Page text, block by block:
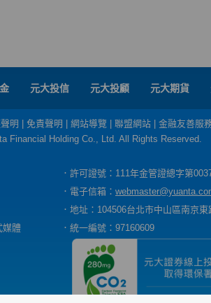
元大投信 元大投顧 元大期貨
明 免責聲明 網站導覽 聯盟網站
金融友善服
Financial Holding Co., Ltd. All Rights Reserved.
．許可證號：111年金管證總字第
．電子信箱：
．地址：104506台北市中山區南京
媒體
．統一編號：97160609